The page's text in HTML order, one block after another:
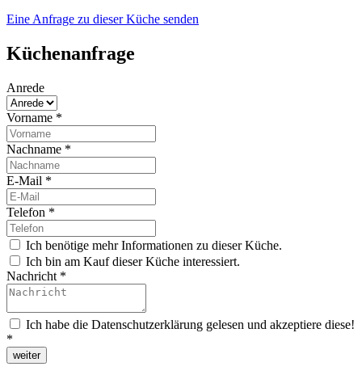
Eine Anfrage zu dieser Küche senden
Küchenanfrage
Anrede
Vorname *
Nachname *
E-Mail *
Telefon *
Ich benötige mehr Informationen zu dieser Küche.
Ich bin am Kauf dieser Küche interessiert.
Nachricht *
Ich habe die Datenschutzerklärung gelesen und akzeptiere diese!
*
weiter